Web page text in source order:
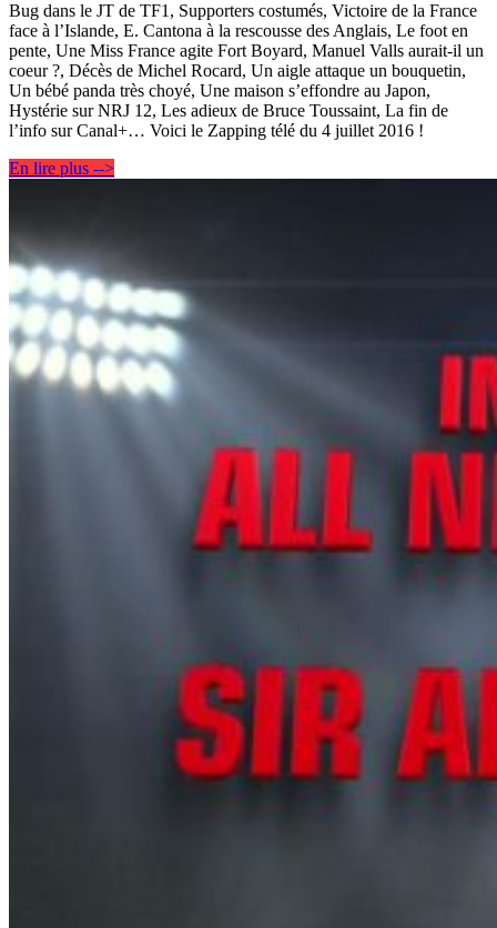
Bug dans le JT de TF1, Supporters costumés, Victoire de la France
face à l’Islande, E. Cantona à la rescousse des Anglais, Le foot en
pente, Une Miss France agite Fort Boyard, Manuel Valls aurait-il un
coeur ?, Décès de Michel Rocard, Un aigle attaque un bouquetin,
Un bébé panda très choyé, Une maison s’effondre au Japon,
Hystérie sur NRJ 12, Les adieux de Bruce Toussaint, La fin de
l’info sur Canal+… Voici le Zapping télé du 4 juillet 2016 !
En lire plus -->